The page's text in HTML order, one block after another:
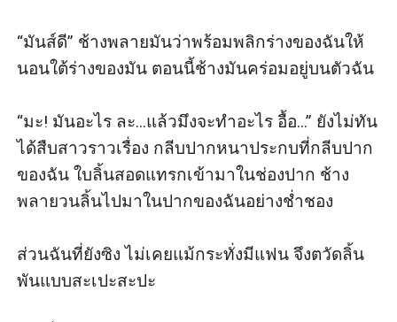
“มันส์ดี” ช้างพลายมันว่าพร้อมพลิกร่างของฉันให้
นอนใต้ร่างของมัน ตอนนี้ช้างมันคร่อมอยู่บนตัวฉัน
“มะ! มันอะไร ละ...แล้วมึงจะทำอะไร อื้อ...” ยังไม่ทัน
ได้สืบสาวราวเรื่อง กลีบปากหนาประกบที่กลีบปาก
ของฉัน ใบลิ้นสอดแทรกเข้ามาในช่องปาก ช้าง
พลายวนลิ้นไปมาในปากของฉันอย่างช่ำชอง
ส่วนฉันที่ยังซิง ไม่เคยแม้กระทั่งมีแฟน จึงตวัดลิ้น
พันแบบสะเปะสะปะ